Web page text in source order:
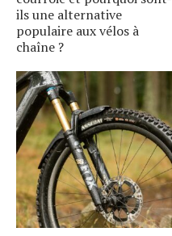
ils une alternative
populaire aux vélos à
chaîne ?